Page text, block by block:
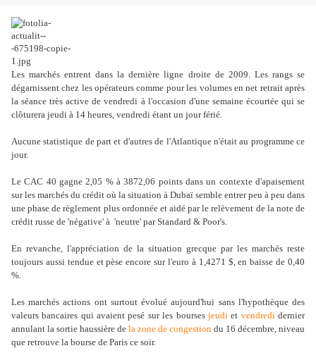
Les marchés entrent dans la dernière ligne droite de 2009. Les rangs se
dégarnissent chez les opérateurs comme pour les volumes en net retrait après
la séance très active de vendredi à l'occasion d'une semaine écourtée qui se
clôturera jeudi à 14 heures, vendredi étant un jour férié.
Aucune statistique de part et d'autres de l'Atlantique n'était au programme ce
jour.
Le CAC 40 gagne 2,05 % à 3872,06 points dans un contexte d'apaisement
sur les marchés du crédit où la situation à Dubaï semble entrer peu à peu dans
une phase de règlement plus ordonnée et aidé par le relèvement de la note de
crédit russe de 'négative' à 'neutre' par Standard & Poor's.
En revanche, l'appréciation de la situation grecque par les marchés reste
toujours aussi tendue et pèse encore sur l'euro à 1,4271 $, en baisse de 0,40
%.
Les marchés actions ont surtout évolué aujourd'hui sans l'hypothèque des
valeurs bancaires qui avaient pesé sur les bourses jeudi et vendredi dernier
annulant la sortie haussière de la zone de congestion du 16 décembre, niveau
que retrouve la bourse de Paris ce soir.